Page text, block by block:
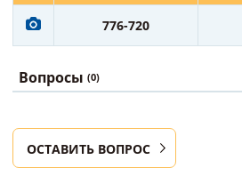
776-720
Вопросы (0)
ОСТАВИТЬ ВОПРОС